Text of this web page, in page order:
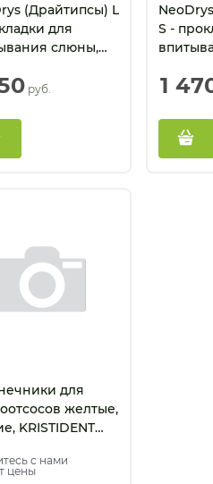
(Драйтипсы) L
для
слюны,
руб.
S -
1
для
желтые,
KRISTIDENT
с нами
цены